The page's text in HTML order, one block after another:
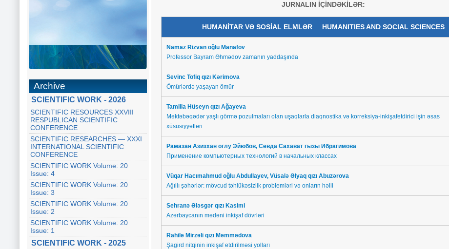
Archive
SCIENTIFIC WORK - 2026
SCIENTIFIC RESOURCES XXVIII
RESPUBLICAN SCIENTIFIC
CONFERENCE
SCIENTIFIC RESEARCHES — XXXI
INTERNATIONAL SCIENTIFIC
CONFERENCE
SCIENTIFIC WORK Volume: 20
Issue: 4
SCIENTIFIC WORK Volume: 20
Issue: 3
SCIENTIFIC WORK Volume: 20
Issue: 2
SCIENTIFIC WORK Volume: 20
Issue: 1
SCIENTIFIC WORK - 2025
JURNALIN İÇİNDƏKİLƏR:
HUMANİTAR VƏ SOSİAL ELMLƏR HUMANITIES AND SOCIAL SCIENCES
Namaz Rizvan oğlu Manafov
Professor Bayram Əhmədov zamanın yaddaşında
Sevinc Tofiq qızı Kərimova
Ömürlərdə yaşayan ömür
Tamilla Hüseyn qızı Ağayeva
Məktəbəqədər yaşlı görmə pozulmaları olan uşaqlarla diaqnostika və korreksiya-inkişafetdirici işin əsas
xüsusiyyətləri
Рамазан Азизхан оглу Эйюбов, Севда Сахават гызы Ибрагимова
Применение компьютерных технологий в начальных классах
Vüqar Hacımahmud oğlu Abdullayev, Vüsalə Əlyaq qızı Abuzərova
Ağıllı şəhərlər: mövcud təhlükəsizlik problemləri və onların həlli
Sehranə Ələsgər qızı Kasimi
Azərbaycanın mədəni inkişaf dövrləri
Rahilə Mirzəli qızı Məmmədova
Şagird nitqinin inkişaf etdirilməsi yolları